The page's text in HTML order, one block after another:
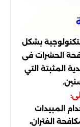
بشكل
الحشرات فى
المثبتة التي
المبيدات
الفئران،